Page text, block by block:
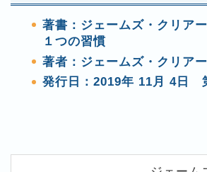
著書：ジェームズ・クリア
１つの習慣
著者：ジェームズ・クリアー
発行日：2019年 11月 4日